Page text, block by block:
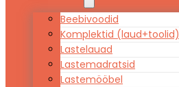
Beebivoodid
Komplektid (laud+toolid)
Lastelauad
Lastemadratsid
Lastemööbel